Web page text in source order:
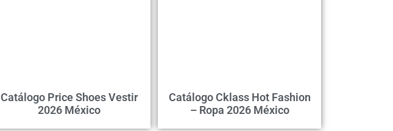
Catálogo Price Shoes Vestir
2026 México
Catálogo Cklass Hot Fashion
– Ropa 2026 México